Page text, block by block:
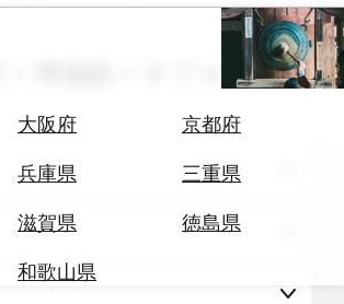
大阪府
京都府
兵庫県
三重県
滋賀県
徳島県
和歌山県
× 博物館 × サブカルチャ